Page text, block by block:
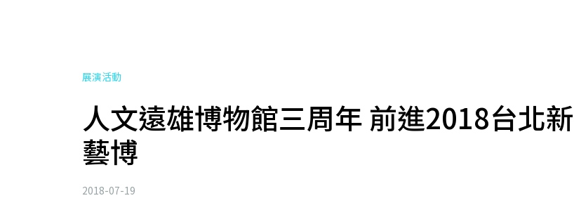
展演活動
人文遠雄博物館三周年 前進2018台北新
藝博
2018-07-19